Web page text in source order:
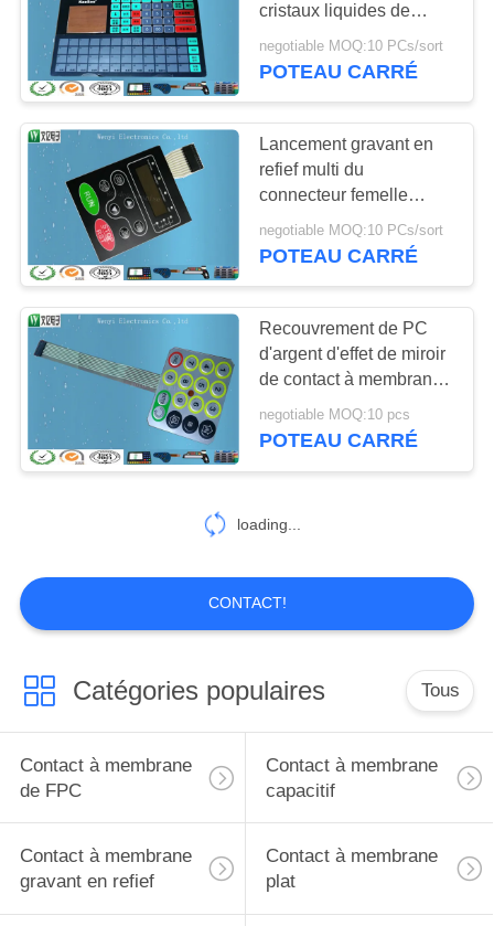
Circuit de câble
d'ANIMAL
FAMILIER
Connecteur de
soudure à chaud
5
Dômes tactiles en
10
Commutateur de
Polydome
13
cristaux liquides de
connecteur du contact à
membrane ZIF pour
negotiable MOQ:10 PCs/sort
POTEAU CARRÉ
Lancement gravant en
refief multi du
connecteur femelle
1.0mm de Pin du contact
à membrane de LED 10
negotiable MOQ:10 PCs/sort
POTEAU CARRÉ
Recouvrement de PC
d'argent d'effet de miroir
de contact à membrane
de dôme en métal de
traitement de tréfilage
negotiable MOQ:10 pcs
POTEAU CARRÉ
loading...
CONTACT!
Catégories populaires Tous
Contact à membrane
de FPC
Contact à membrane
capacitif
Contact à membrane
gravant en refief
Contact à membrane
plat